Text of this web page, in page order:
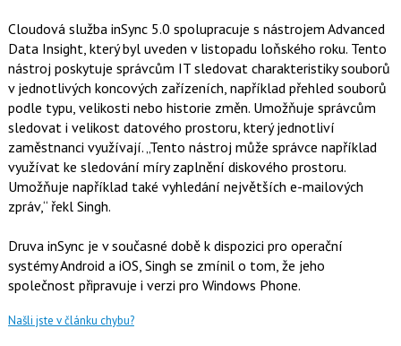
Cloudová služba inSync 5.0 spolupracuje s nástrojem Advanced
Data Insight, který byl uveden v listopadu loňského roku. Tento
nástroj poskytuje správcům IT sledovat charakteristiky souborů
v jednotlivých koncových zařízeních, například přehled souborů
podle typu, velikosti nebo historie změn. Umožňuje správcům
sledovat i velikost datového prostoru, který jednotliví
zaměstnanci využívají. „Tento nástroj může správce například
využívat ke sledování míry zaplnění diskového prostoru.
Umožňuje například také vyhledání největších e-mailových
zpráv,“ řekl Singh.
Druva inSync je v současné době k dispozici pro operační
systémy Android a iOS, Singh se zmínil o tom, že jeho
společnost připravuje i verzi pro Windows Phone.
Našli jste v článku chybu?